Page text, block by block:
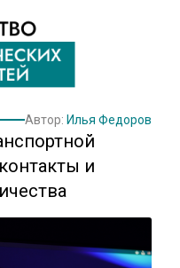
Автор: Илья Федоров
и